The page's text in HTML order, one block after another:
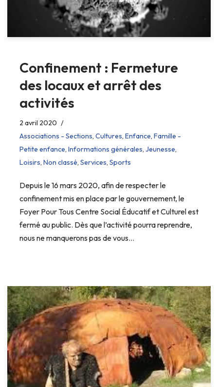
Confinement : Fermeture
des locaux et arrêt des
activités
2 avril 2020
Associations - Sections, Cultures, Enfance, Famille -
Petite enfance, Informations générales, Jeunesse,
Loisirs, Non classé, Services, Sports
Depuis le 16 mars 2020, afin de respecter le
confinement mis en place par le gouvernement, le
Foyer Pour Tous Centre Social Éducatif et Culturel est
fermé au public. Dès que l’activité pourra reprendre,
nous ne manquerons pas de vous…